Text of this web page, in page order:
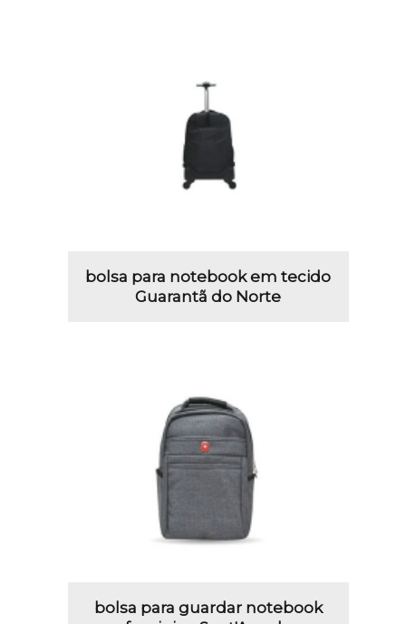
bolsa para notebook em tecido
Guarantã do Norte
bolsa para guardar notebook